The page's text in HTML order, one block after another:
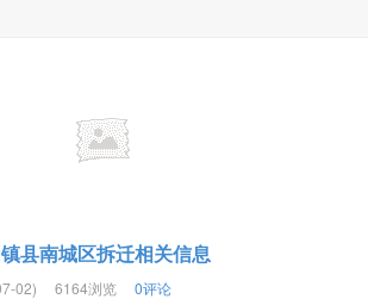
镇县南城区拆迁相关信息
02) 6164浏览 0评论